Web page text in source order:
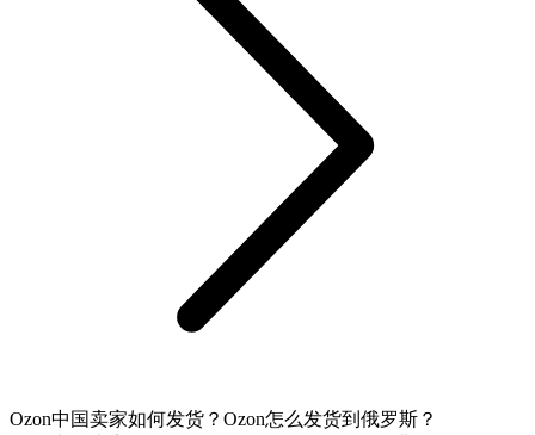
Ozon中国卖家如何发货？Ozon怎么发货到俄罗斯？